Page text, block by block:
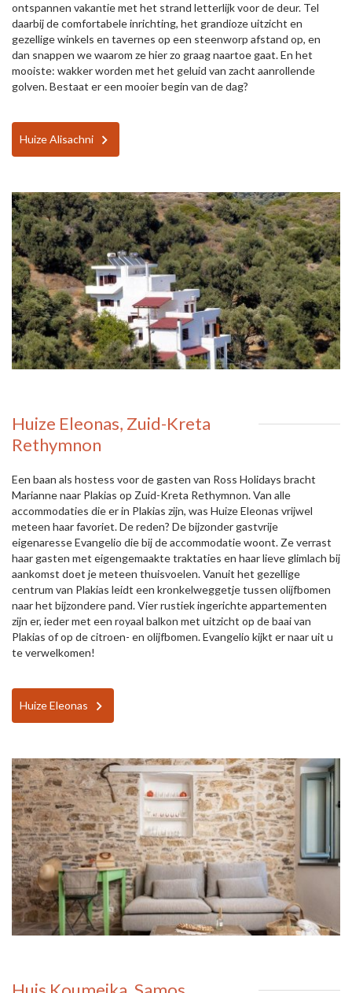
ontspannen vakantie met het strand letterlijk voor de deur. Tel
daarbij de comfortabele inrichting, het grandioze uitzicht en
gezellige winkels en tavernes op een steenworp afstand op, en
dan snappen we waarom ze hier zo graag naartoe gaat. En het
mooiste: wakker worden met het geluid van zacht aanrollende
golven. Bestaat er een mooier begin van de dag?
Huize Alisachni
Huize Eleonas, Zuid-Kreta
Rethymnon
Een baan als hostess voor de gasten van Ross Holidays bracht
Marianne naar Plakias op Zuid-Kreta Rethymnon. Van alle
accommodaties die er in Plakias zijn, was Huize Eleonas vrijwel
meteen haar favoriet. De reden? De bijzonder gastvrije
eigenaresse Evangelio die bij de accommodatie woont. Ze verrast
haar gasten met eigengemaakte traktaties en haar lieve glimlach bij
aankomst doet je meteen thuisvoelen. Vanuit het gezellige
centrum van Plakias leidt een kronkelweggetje tussen olijfbomen
naar het bijzondere pand. Vier rustiek ingerichte appartementen
zijn er, ieder met een royaal balkon met uitzicht op de baai van
Plakias of op de citroen- en olijfbomen. Evangelio kijkt er naar uit u
te verwelkomen!
Huize Eleonas